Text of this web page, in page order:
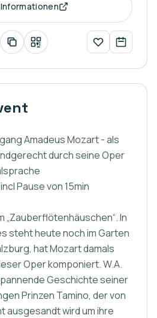
Amadeus Mozart - als
durch seine Oper
Pause von 15min
„Zauberflötenhäuschen“. In
steht heute noch im Garten
hat Mozart damals
Oper komponiert. W.A.
Geschichte seiner
Prinzen Tamino, der von
ausgesandt wird um ihre